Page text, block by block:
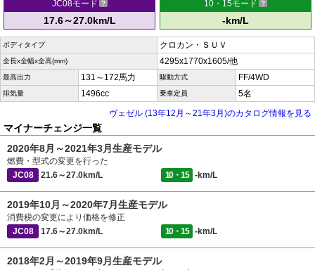
JC08モード
17.6～27.0km/L
10・15モード
-km/L
ボディタイプ クロカン・ＳＵＶ
全長x全幅x全高(mm) 4295x1770x1605/他
最高出力 131～172馬力 駆動方式 FF/4WD
排気量 1496cc 乗車定員
5名
ヴェゼル (13年12月～21年3月)のカタログ情報を見る
マイナーチェンジ一覧
2020年8月～2021年3月生産モデル
燃費・型式の変更を行った
JC08
21.6～27.0km/L 10・15 -km/L
2019年10月～2020年7月生産モデル
消費税の変更により価格を修正
JC08
17.6～27.0km/L 10・15 -km/L
2018年2月～2019年9月生産モデル